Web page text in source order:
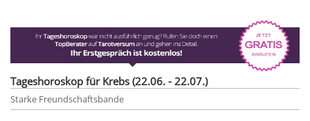
Tageshoroskop für Krebs (22.06. - 22.07.)
Starke Freundschaftsbande